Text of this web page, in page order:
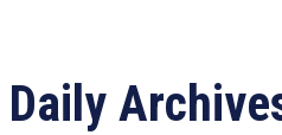
Daily